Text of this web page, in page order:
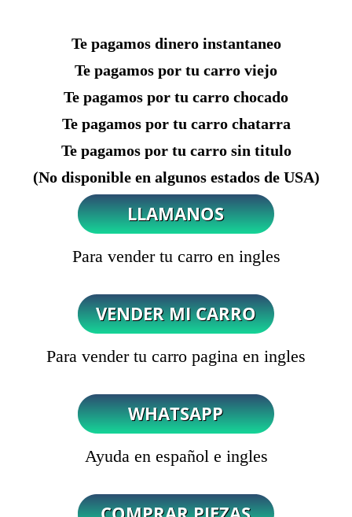
Te pagamos dinero instantaneo
Te pagamos por tu carro viejo
Te pagamos por tu carro chocado
Te pagamos por tu carro chatarra
Te pagamos por tu carro sin titulo
(No disponible en algunos estados de USA)
Para vender tu carro en ingles
Para vender tu carro pagina en ingles
Ayuda en español e ingles